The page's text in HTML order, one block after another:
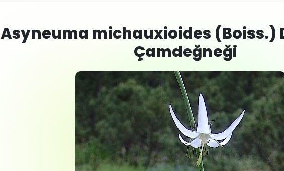
Asyneuma michauxioides (Boiss.)
Çamdeğneği